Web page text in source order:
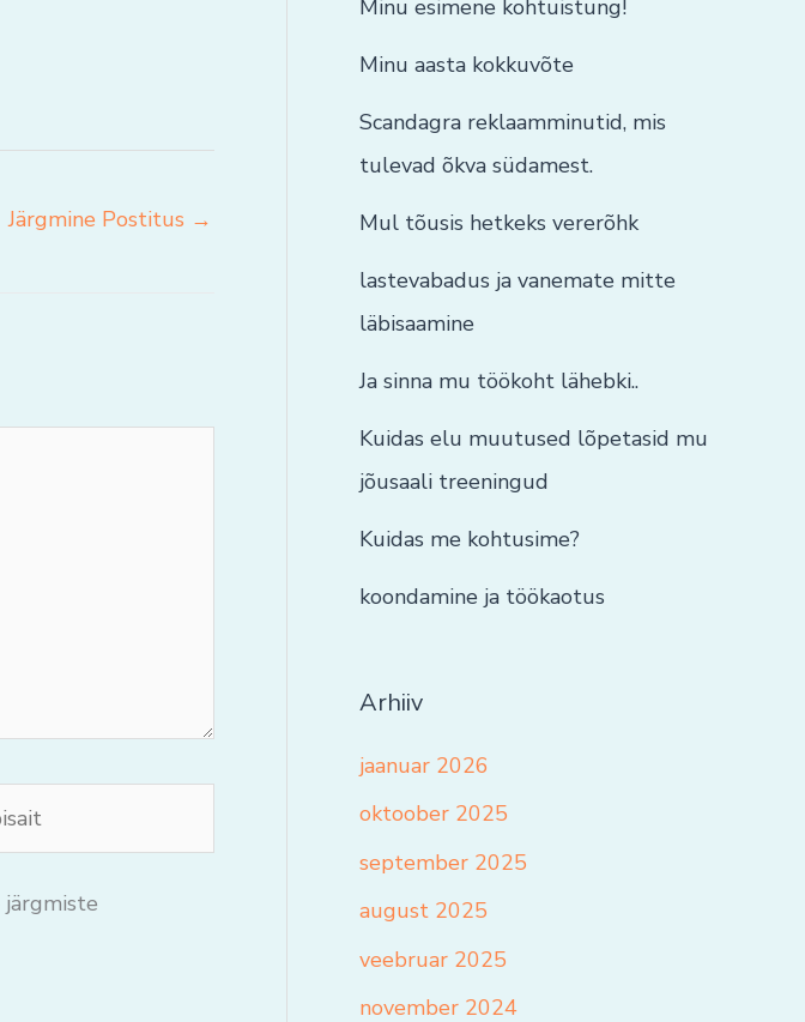
Järgmine Postitus →
järgmiste
Minu esimene kohtuistung!
Minu aasta kokkuvõte
Scandagra reklaamminutid, mis
tulevad õkva südamest.
Mul tõusis hetkeks vererõhk
lastevabadus ja vanemate mitte
läbisaamine
Ja sinna mu töökoht lähebki..
Kuidas elu muutused lõpetasid mu
jõusaali treeningud
Kuidas me kohtusime?
koondamine ja töökaotus
Arhiiv
jaanuar 2026
oktoober 2025
september 2025
august 2025
veebruar 2025
november 2024